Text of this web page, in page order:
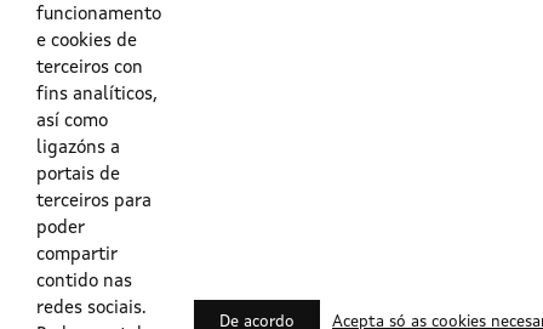
funcionamento
e cookies de
terceiros con
fins analíticos,
así como
ligazóns a
portais de
terceiros para
poder
compartir
contido nas
redes sociais.
De acordo Acepta só as cookies